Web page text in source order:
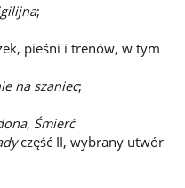
;
pieśni i trenów, w tym
na szaniec;
, Śmierć
część II, wybrany utwór